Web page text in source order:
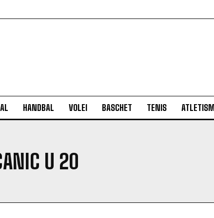
HANDBAL VOLEI BASCHET TENIS
U 20